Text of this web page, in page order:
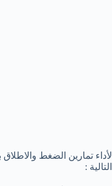
لأداء تمارين الضغط
التالية :